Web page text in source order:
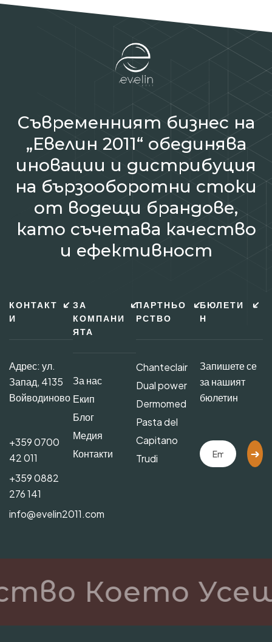
Съвременният бизнес на
„Евелин 2011“ обединява
иновации и дистрибуция
на бързооборотни стоки
от водещи брандове,
като съчетава качество
и ефективност
КОНТАКТ
И
Адрес: ул.
Запад, 4135
Войводиново
+359 0700
42 011
+359 0882
276 141
info@evelin2011.com
ЗА
КОМПАНИ
ЯТА
За нас
Екип
Блог
Медия
Контакти
ПАРТНЬО
РСТВО
Chanteclair
Dual power
Dermomed
Pasta del
Capitano
Trudi
БЮЛЕТИ
Н
Запишете се
за нашият
бюлетин
Което